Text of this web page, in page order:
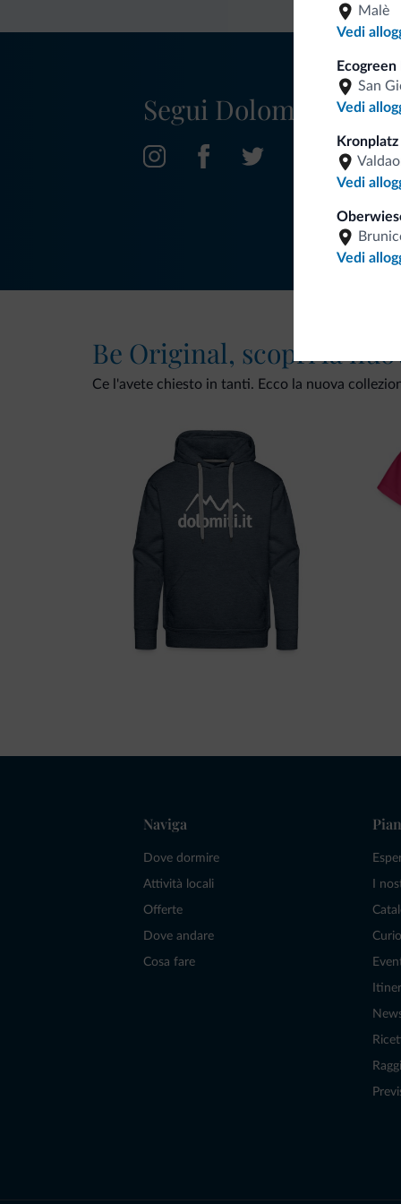
Malè
Vedi
San
Vedi
Vedi
Vedi
Segui Dolomiti.it
Be Original, scopri la
Ce l'avete chiesto in tanti. Ecco la nuova
Naviga
Dove dormire
Attività locali
Offerte
Dove andare
Cosa fare
I